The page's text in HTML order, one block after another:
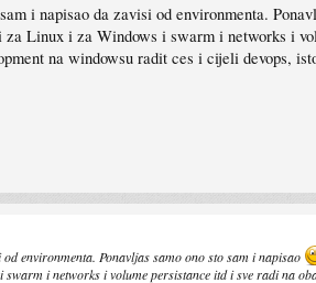
i napisao da zavisi od environmenta.
Linux i za Windows i swarm i networks i
na windowsu radit ces i cijeli devops,
environmenta. Ponavljas samo ono sto sam i napisao
i networks i volume persistance itd i sve radi na